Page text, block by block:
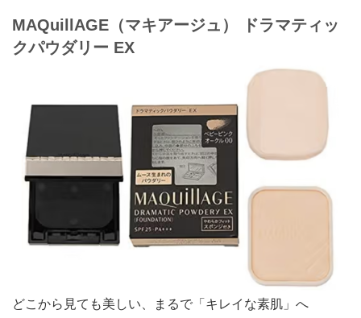
MAQuillAGE（マキアージュ） ドラマティッ
クパウダリー EX
どこから見ても美しい、まるで「キレイな素肌」へ